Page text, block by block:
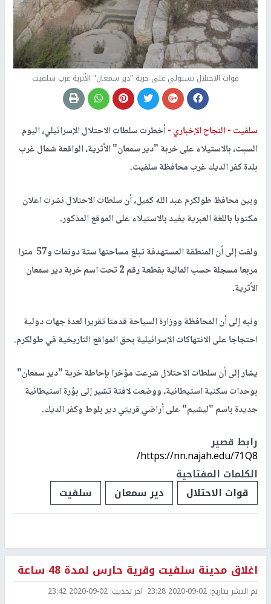
قوات الاحتلال تستولي على خربة "دير سمعان" الأثرية غرب سلفيت
سلفيت -النجاح الإخباري -أخطرت سلطات الاحتلال الإسرائيلي، اليوم
السبت، بالاستيلاء على خربة "دير سمعان" الأثرية، الواقعة شمال غرب
بلدة كفر الديك غرب محافظة سلفيت.
وبين محافظ طولكرم عبد الله كميل، أن سلطات الاحتلال نشرت اعلان
مكتوبا باللغة العبرية يفيد بالاستيلاء على الموقع المذكور.
ولفت إلى أن المنطقة المستهدفة تبلغ مساحتها ستة دونمات و57 مترا
مربعا مسجلة حسب المالية بقطعة رقم 2 تحت اسم خربة دير سمعان
الأثرية.
ونبه إلى أن المحافظة ووزارة السياحة قدمتا تقريرا لعدة جهات دولية
احتجاجا على الانتهاكات الإسرائيلية بحق المواقع التاريخية في طولكرم.
يشار إلى أن سلطات الاحتلال شرعت مؤخرا بإحاطة خربة "دير سمعان"
بوحدات سكنية استيطانية، ووضعت لافتة تشير إلى بؤرة استيطانية
جديدة باسم "ليشيم" على أراضي قريتي دير بلوط وكفر الديك.
رابط قصير
https://nn.najah.edu/71Q8/
الكلمات المفتاحية
قوات الاحتلال
دير سمعان سلفيت
اغلاق مدينة سلفيت وقرية حارس لمدة 48 ساعة
تم النشر بتاريخ: 2020-09-02 23:28 اخر تحديث: 2020-09-02 23:42